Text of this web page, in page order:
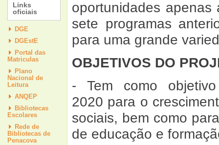
Links
oficiais
DGE
DGEstE
Portal das
Matriculas
Plano
Nacional de
Leitura
ANQEP
Bibliotecas
Escolares
Rede de
Bibliotecas de
Penacova
oportunidades
sete programas
para uma grande
OBJETIVOS DO
- Tem como
2020 para o
sociais, bem como
de educação e